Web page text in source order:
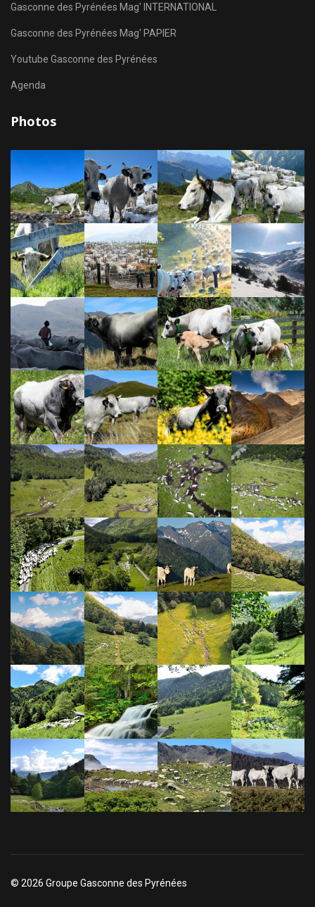
Gasconne des Pyrénées Mag' INTERNATIONAL
Gasconne des Pyrénées Mag' PAPIER
Youtube Gasconne des Pyrénées
Agenda
Photos
© 2026 Groupe Gasconne des Pyrénées